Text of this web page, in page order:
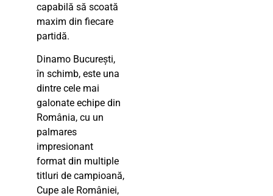
capabilă să scoată
maxim din fiecare
partidă.
Dinamo București,
în schimb, este una
dintre cele mai
galonate echipe din
România, cu un
palmares
impresionant
format din multiple
titluri de campioană,
Cupe ale României,